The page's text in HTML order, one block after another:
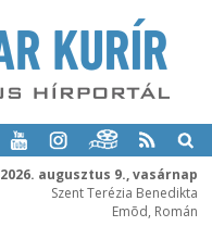
2026. augusztus 9., vasárnap
Szent Terézia Benedikta
Emõd, Román